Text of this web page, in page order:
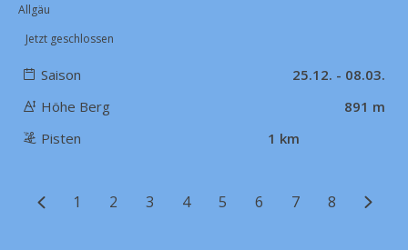
Allgäu
Jetzt geschlossen
Saison
25.12. - 08.03.
Höhe Berg
891 m
Pisten
1 km
1 2 3 4 5 6 7 8